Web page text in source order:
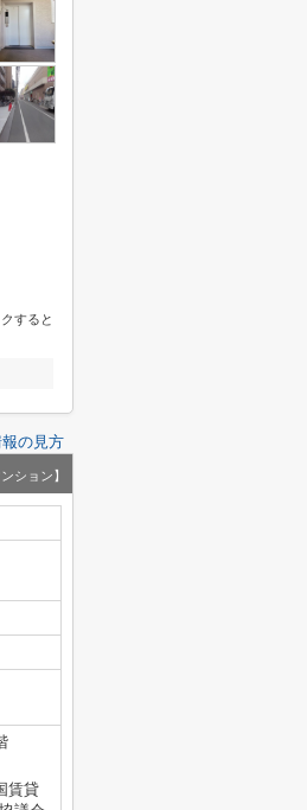
すると
の見方
ンション】
賃貸